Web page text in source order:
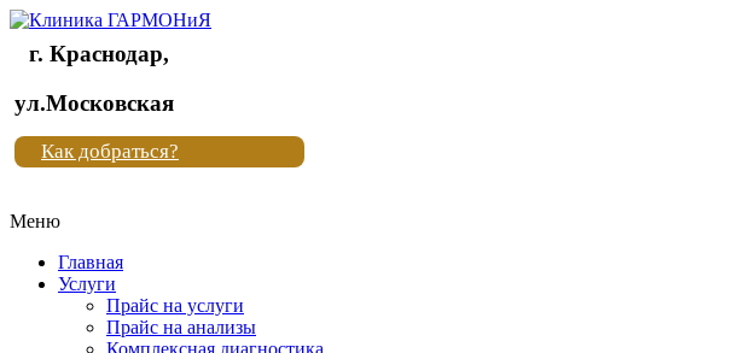
Клиника
"Новая
жизнь"
Клиника
жизнь"
г. Краснодар,
ул.Московская
Как добраться?
Меню
Главная
Услуги
Прайс на услуги
Прайс на анализы
Комплексная диагностика